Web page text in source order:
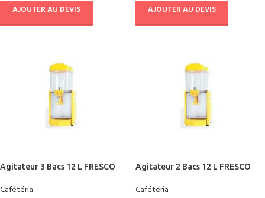
AJOUTER AU DEVIS AJOUTER AU DEVIS
Agitateur 3 Bacs 12 L FRESCO
Cafétéria
Agitateur 2 Bacs 12 L FRESCO
Cafétéria